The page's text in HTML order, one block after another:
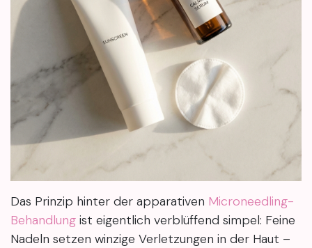
Das Prinzip hinter der apparativen Microneedling-
Behandlung ist eigentlich verblüffend simpel: Feine
Nadeln setzen winzige Verletzungen in der Haut –